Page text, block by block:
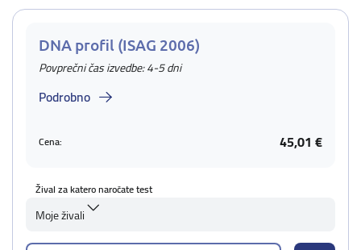
DNA profil (ISAG 2006)
Povprečni čas izvedbe: 4-5 dni
Podrobno
Cena: 45,01 €
Žival za katero naročate test
Moje živali